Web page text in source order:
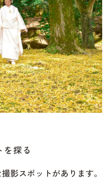
探る
影スポットがあります。